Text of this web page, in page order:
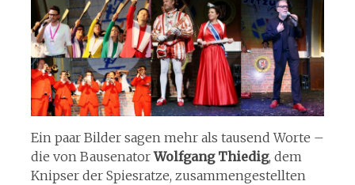
Ein paar Bilder sagen mehr als tausend Worte –
die von BausenatorWolfgang Thiedig, dem
Knipser der Spiesratze, zusammengestellten